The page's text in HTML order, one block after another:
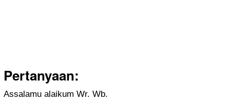
Pertanyaan:
Assalamu alaikum Wr. Wb.